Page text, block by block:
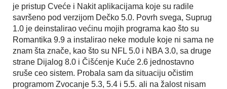
je pristup Cveće i Nakit aplikacijama koje su radile
savršeno pod verzijom Dečko 5.0. Povrh svega, Suprug
1.0 je deinstalirao većinu mojih programa kao što su
Romantika 9.9 a instalirao neke module koje ni sama ne
znam šta znače, kao što su NFL 5.0 i NBA 3.0, sa druge
strane Dijalog 8.0 i Čišćenje Kuće 2.6 jednostavno
sruše ceo sistem. Probala sam da situaciju očistim
programom Zvocanje 5.3, 5.4 i 5.5. ali na žalost nisam